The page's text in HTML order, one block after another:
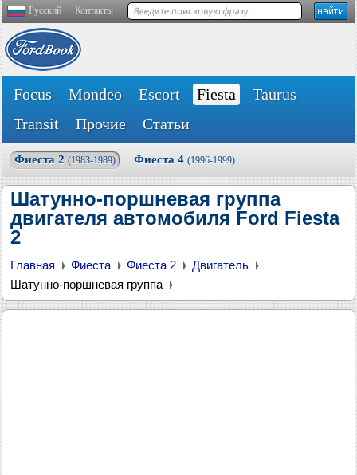
Русский Контакты
Focus Mondeo Escort Fiesta
Taurus
Transit
Прочие Статьи
Фиеста 2 (1983-1989) Фиеста 4 (1996-1999)
Шатунно-поршневая группа
двигателя автомобиля Ford Fiesta
2
Главная Фиеста Фиеста 2
Двигатель
Шатунно-поршневая группа